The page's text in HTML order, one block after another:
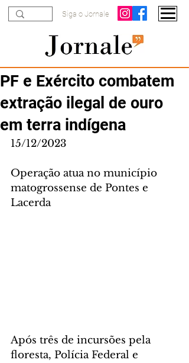
Siga o Jornale
PF e Exército combatem
extração ilegal de ouro
em terra indígena
15/12/2023
Operação atua no município
matogrossense de Pontes e
Lacerda
Após três de incursões pela
floresta, Polícia Federal e